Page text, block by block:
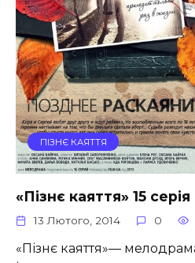
ПІЗНЄ КАЯТТЯ
«Пізнє каяття» 15
13 Лютого, 2014 0
«Пізнє каяття»—